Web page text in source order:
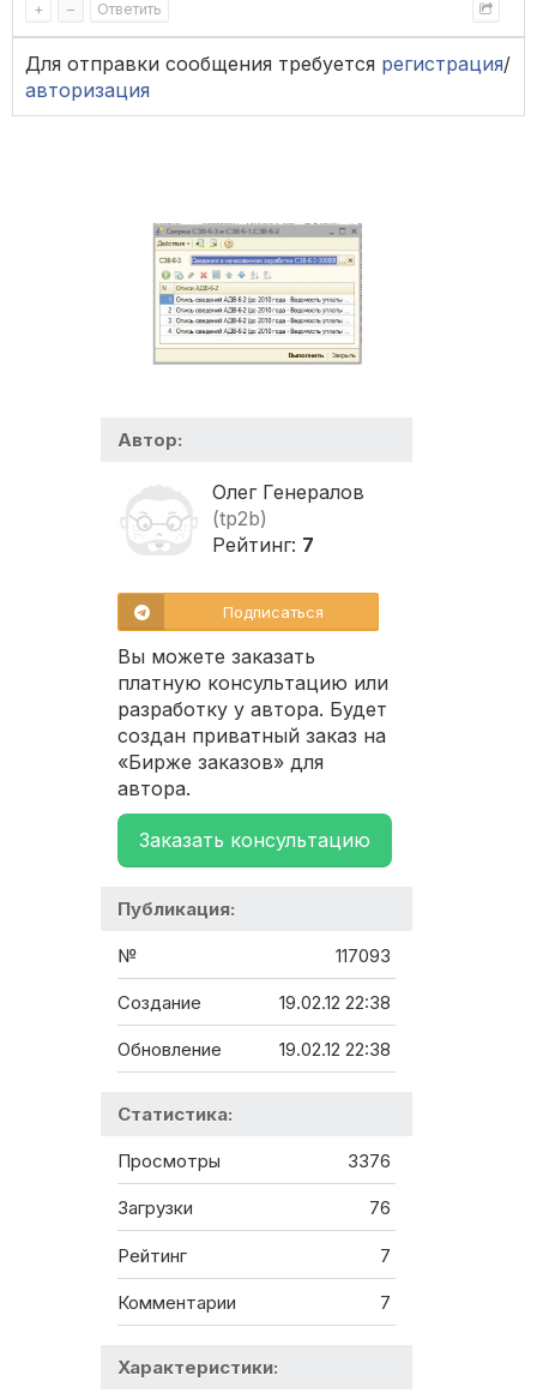
+ – Ответить
Для отправки сообщения требуется регистрация/
авторизация
Автор:
Олег Генералов
(tp2b)
Рейтинг: 7
Подписаться
Вы можете заказать
платную консультацию или
разработку у автора. Будет
создан приватный заказ на
«Бирже заказов» для
автора.
Заказать консультацию
Публикация:
№ 117093
Создание 19.02.12 22:38
Обновление 19.02.12 22:38
Статистика:
Просмотры 3376
Загрузки 76
Рейтинг 7
Комментарии 7
Характеристики: